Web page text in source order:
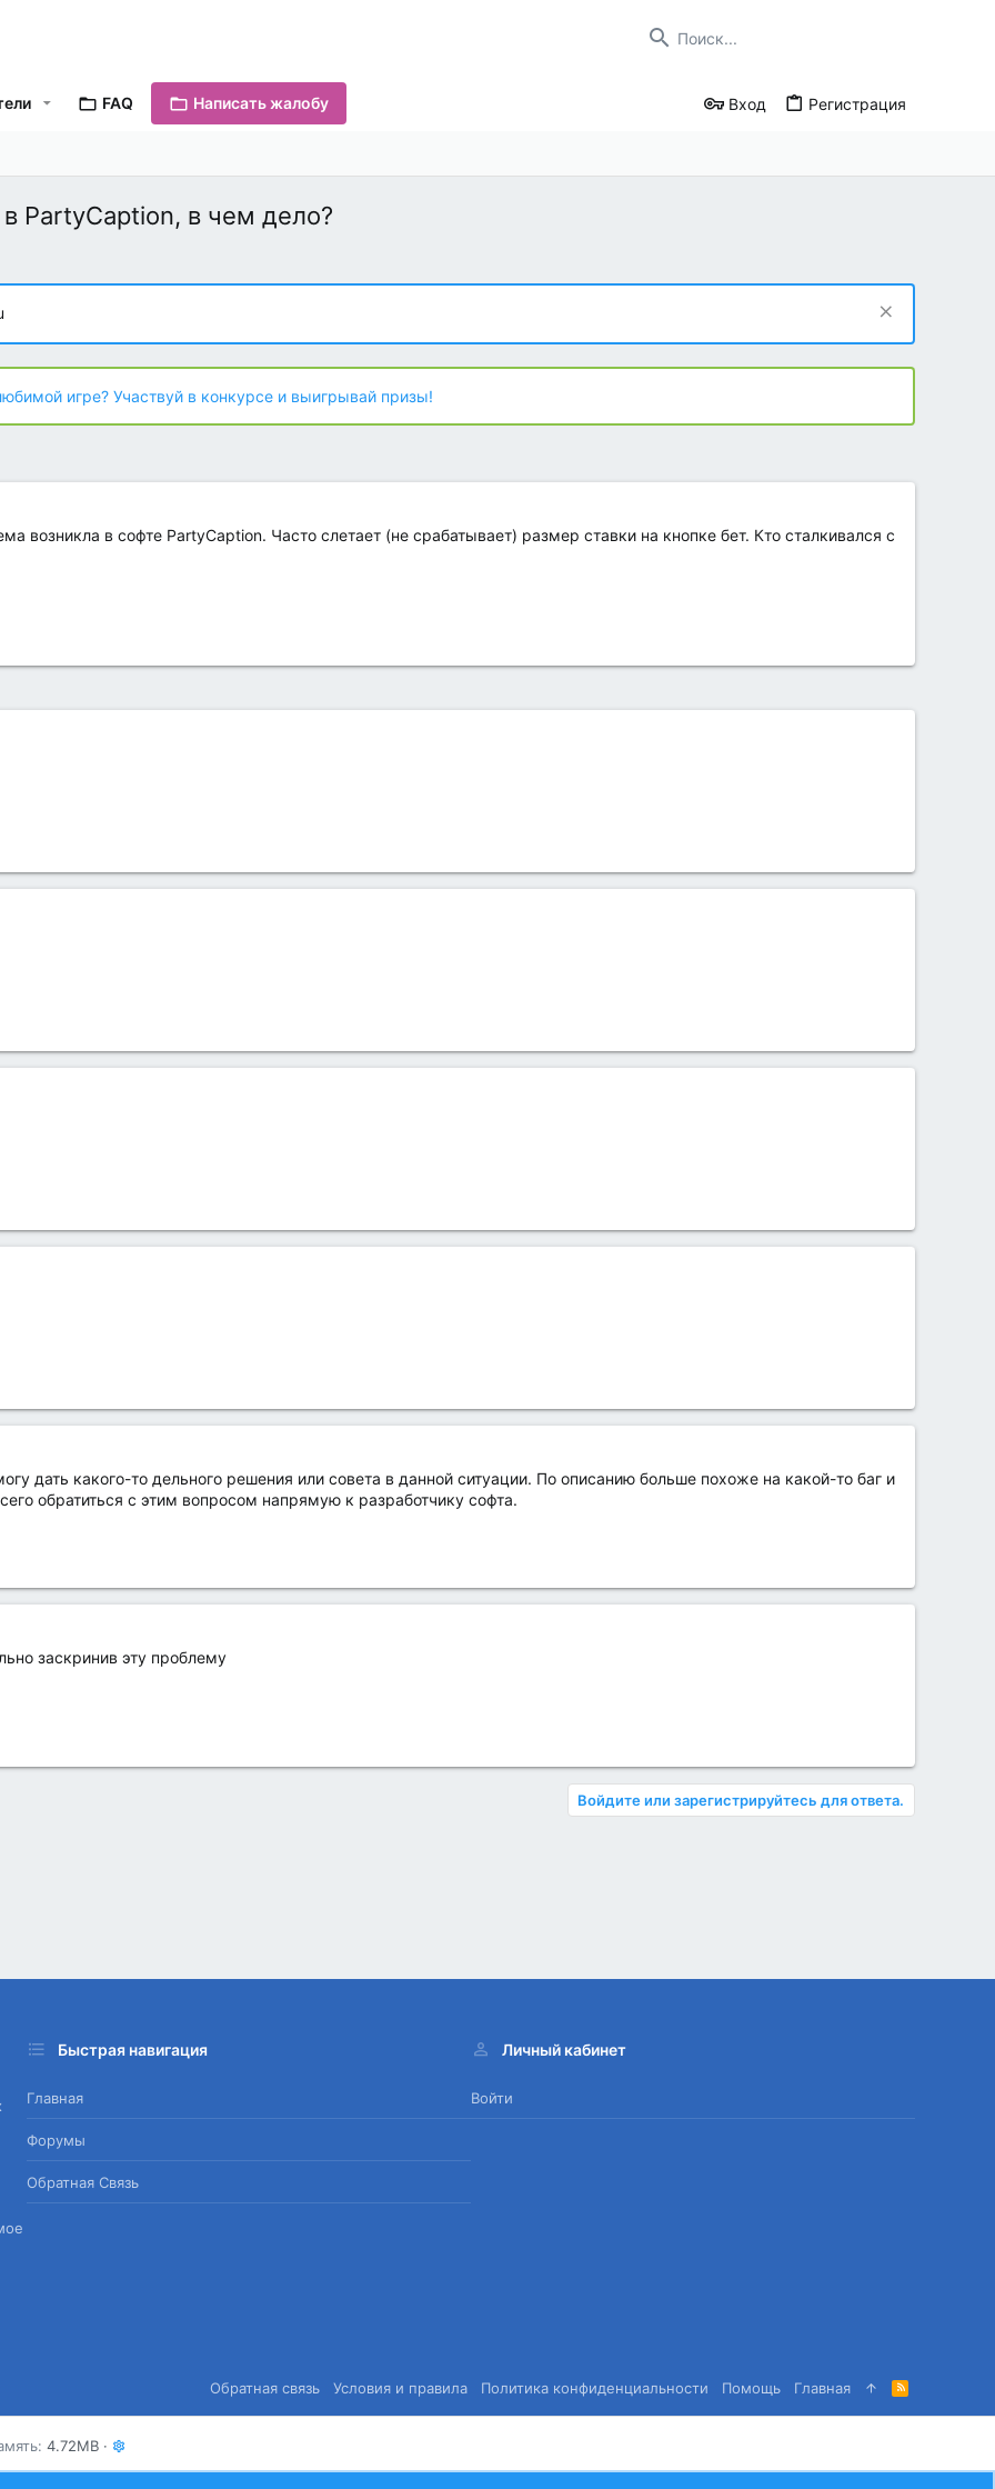
FAQ Написать жалобу Вход Регистрация
PartyCaption, в чем дело?
игре? Участвуй в конкурсе и выигрывай призы!
возникла в софте PartyCaption. Часто слетает (не срабатывает) размер ставки на кнопке бет. Кто сталкивался с
дать какого-то дельного решения или совета в данной ситуации. По описанию больше похоже на какой-то баг и
обратиться с этим вопросом напрямую к разработчику софта.
заскринив эту проблему
Войдите или зарегистрируйтесь для ответа.
Быстрая навигация
Главная
Форумы
Обратная Связь
Личный кабинет
Войти
Обратная связь Условия и правила Политика конфиденциальности Помощь Главная
R
S
S
4.72MB